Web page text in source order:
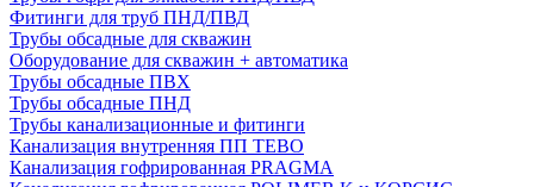
Фитинги для труб ПНД/ПВД
Трубы обсадные для скважин
Оборудование для скважин + автоматика
Трубы обсадные ПВХ
Трубы обсадные ПНД
Трубы канализационные и фитинги
Канализация внутренняя ПП TEBO
Канализация гофрированная PRAGMA